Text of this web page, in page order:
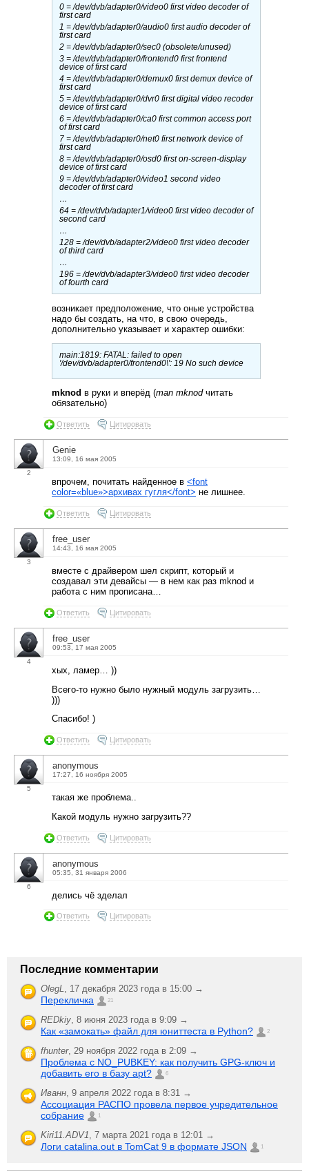
0 = /dev/dvb/adapter0/video0 first video decoder of
first card
1 = /dev/dvb/adapter0/audio0 first audio decoder of
first card
2 = /dev/dvb/adapter0/sec0 (obsolete/unused)
3 = /dev/dvb/adapter0/frontend0 first frontend
device of first card
4 = /dev/dvb/adapter0/demux0 first demux device of
first card
5 = /dev/dvb/adapter0/dvr0 first digital video recoder
device of first card
6 = /dev/dvb/adapter0/ca0 first common access port
of first card
7 = /dev/dvb/adapter0/net0 first network device of
first card
8 = /dev/dvb/adapter0/osd0 first on-screen-display
device of first card
9 = /dev/dvb/adapter0/video1 second video
decoder of first card
…
64 = /dev/dvb/adapter1/video0 first video decoder of
second card
…
128 = /dev/dvb/adapter2/video0 first video decoder
of third card
…
196 = /dev/dvb/adapter3/video0 first video decoder
of fourth card
возникает предположение, что оные устройства
надо бы создать, на что, в свою очередь,
дополнительно указывает и характер ошибки:
main:1819: FATAL: failed to open
'/dev/dvb/adapter0/frontend0\′: 19 No such device
mknod в руки и вперёд (man mknodчитать
обязательно)
Ответить Цитировать
2
Genie
13:09, 16 мая 2005
впрочем, почитать найденное в <font
color=«blue»>архивах гугля</font> не лишнее.
Ответить Цитировать
3
free_user
14:43, 16 мая 2005
вместе с драйвером шел скрипт, который и
создавал эти девайсы — в нем как раз mknod и
работа с ним прописана…
Ответить Цитировать
4
free_user
09:53, 17 мая 2005
хых, ламер… ))
Всего-то нужно было нужный модуль загрузить…
)))
Спасибо! )
Ответить Цитировать
5
anonymous
17:27, 16 ноября 2005
такая же проблема..
Какой модуль нужно загрузить??
Ответить Цитировать
6
anonymous
05:35, 31 января 2006
делись чё зделал
Ответить Цитировать
Последние комментарии
OlegL, 17 декабря 2023 года в 15:00 →
Перекличка 21
REDkiy, 8 июня 2023 года в 9:09 →
Как «замокать» файл для юниттеста в Python? 2
fhunter, 29 ноября 2022 года в 2:09 →
Проблема с NO_PUBKEY: как получить GPG-ключ и
добавить его в базу apt?
6
Иванн, 9 апреля 2022 года в 8:31 →
Ассоциация РАСПО провела первое учредительное
собрание
1
Kiri11.ADV1, 7 марта 2021 года в 12:01 →
Логи catalina.out в TomCat 9 в формате JSON 1